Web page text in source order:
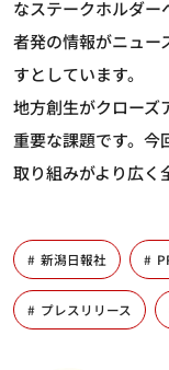
なステークホルダ
者発の情報がニュー
すとしています。
地方創生がクローズ
重要な課題です。今
取り組みがより広く
新潟日報社
プレスリリース